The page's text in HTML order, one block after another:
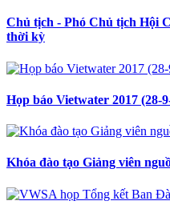
Chủ tịch - Phó Chủ tịch Hội
thời kỳ
Họp báo Vietwater 2017 (28-
Khóa đào tạo Giảng viên